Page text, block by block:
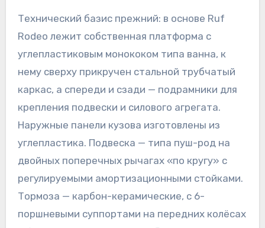
Технический базис прежний: в основе Ruf
Rodeo лежит собственная платформа с
углепластиковым монококом типа ванна, к
нему сверху прикручен стальной трубчатый
каркас, а спереди и сзади — подрамники для
крепления подвески и силового агрегата.
Наружные панели кузова изготовлены из
углепластика. Подвеска — типа пуш-род на
двойных поперечных рычагах «по кругу» с
регулируемыми амортизационными стойками.
Тормоза — карбон-керамические, с 6-
поршневыми суппортами на передних колёсах